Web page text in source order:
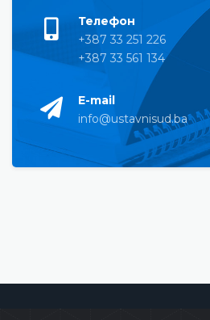
Телефон
+387 33 251 226
+387 33 561 134
E-mail
info@ustavnisud.ba